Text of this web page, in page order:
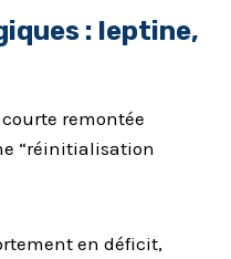
: leptine,
remontée
“réinitialisation
en déficit,